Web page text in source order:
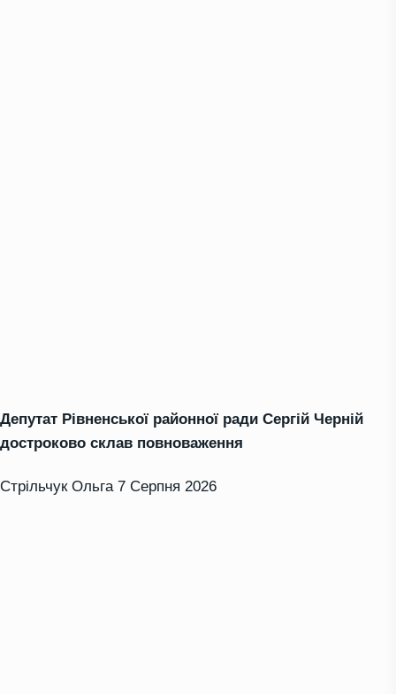
Депутат Рівненської районної ради Сергій Черній
достроково склав повноваження
Стрільчук Ольга 7 Серпня 2026